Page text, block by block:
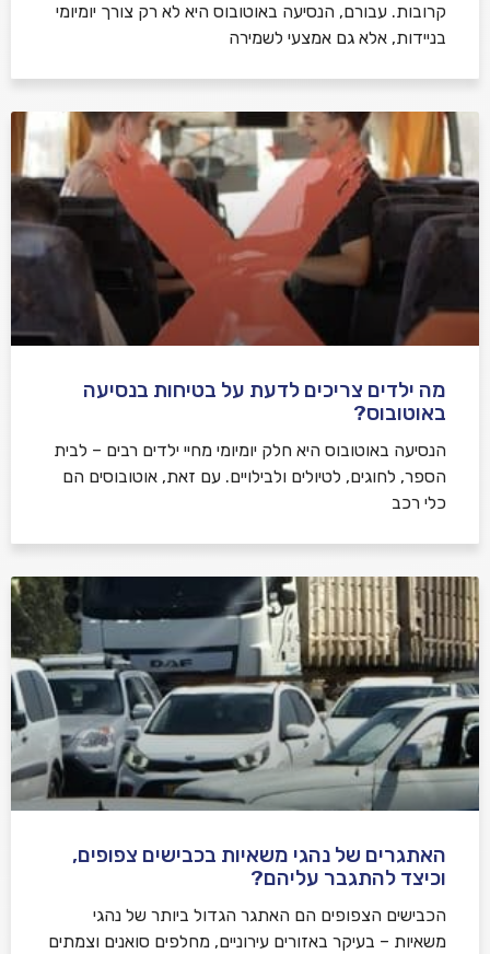
קרובות. עבורם, הנסיעה באוטובוס היא לא רק צורך יומיומי
בניידות, אלא גם אמצעי לשמירה
מה ילדים צריכים לדעת על בטיחות בנסיעה
באוטובוס?
הנסיעה באוטובוס היא חלק יומיומי מחיי ילדים רבים – לבית
הספר, לחוגים, לטיולים ולבילויים. עם זאת, אוטובוסים הם
כלי רכב
האתגרים של נהגי משאיות בכבישים צפופים,
וכיצד להתגבר עליהם?
הכבישים הצפופים הם האתגר הגדול ביותר של נהגי
משאיות – בעיקר באזורים עירוניים, מחלפים סואנים וצמתים